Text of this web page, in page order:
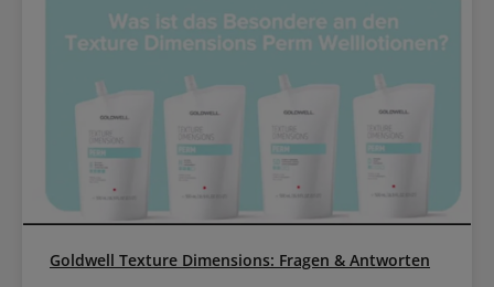
Goldwell Texture Dimensions: Fragen & Antworten